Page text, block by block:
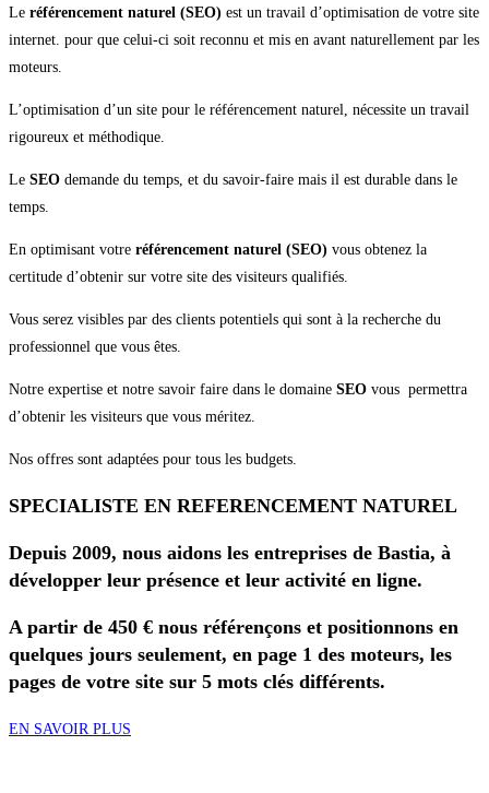
Le référencement naturel (SEO) est un travail d’optimisation de votre site
internet. pour que celui-ci soit reconnu et mis en avant naturellement par les
moteurs.
L’optimisation d’un site pour le référencement naturel, nécessite un travail
rigoureux et méthodique.
Le SEO demande du temps, et du savoir-faire mais il est durable dans le
temps.
En optimisant votre référencement naturel (SEO) vous obtenez la
certitude d’obtenir sur votre site des visiteurs qualifiés.
Vous serez visibles par des clients potentiels qui sont à la recherche du
professionnel que vous êtes.
Notre expertise et notre savoir faire dans le domaine SEO vous permettra
d’obtenir les visiteurs que vous méritez.
Nos offres sont adaptées pour tous les budgets.
SPECIALISTE EN REFERENCEMENT NATUREL
Depuis 2009, nous aidons les entreprises de Bastia, à
développer leur présence et leur activité en ligne.
A partir de 450 € nous référençons et positionnons en
quelques jours seulement, en page 1 des moteurs, les
pages de votre site sur 5 mots clés différents.
EN SAVOIR PLUS